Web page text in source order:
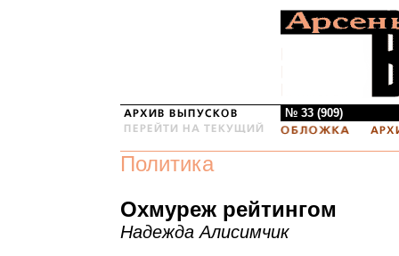
№ 33 (909)
Политика
Охмуреж рейтингом
Надежда Алисимчик